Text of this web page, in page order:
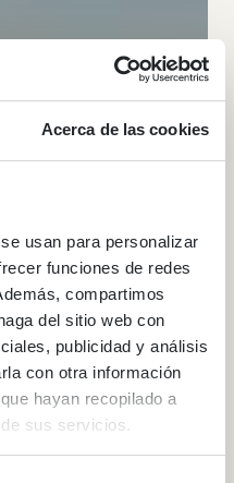
Acerca de las cookies
usan para personalizar
funciones de redes
compartimos
del sitio web con
publicidad y análisis
con otra información
hayan recopilado a
sus servicios.
DREAMS